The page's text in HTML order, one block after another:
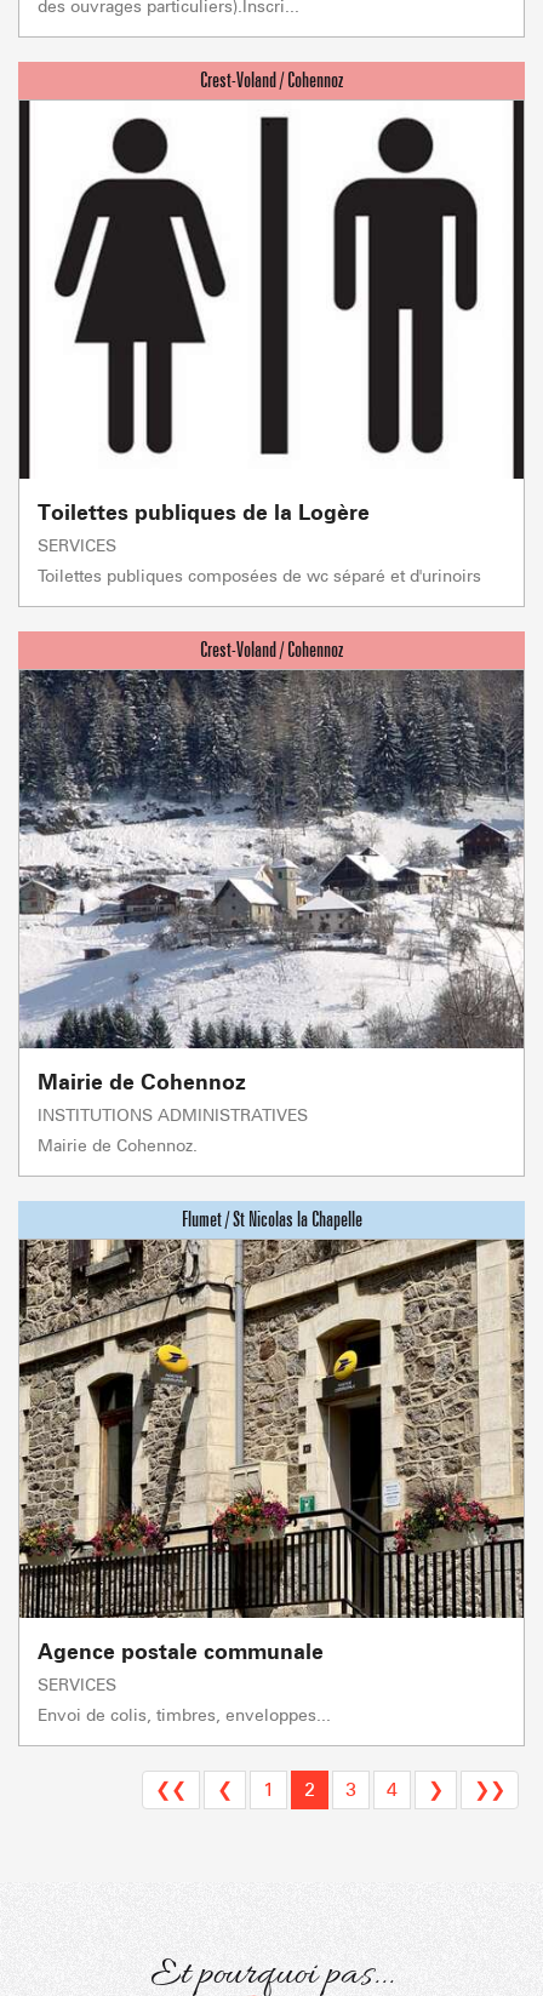
des ouvrages particuliers).Inscri...
Toilettes publiques de la Logère
SERVICES
Toilettes publiques composées de wc séparé et d'urinoirs
Mairie de Cohennoz
INSTITUTIONS ADMINISTRATIVES
Mairie de Cohennoz.
Agence postale communale
SERVICES
Envoi de colis, timbres, enveloppes...
❮❮ ❮ 1 2 3 4 ❯ ❯❯
Et pourquoi pas...